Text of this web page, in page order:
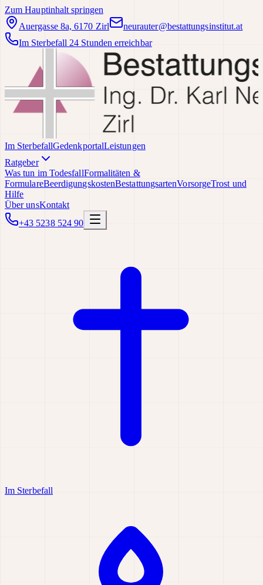
Zum Hauptinhalt springen
Auergasse 8a, 6170 Zirl
neurauter@bestattungsinstitut.at
Im Sterbefall 24 Stunden erreichbar
Im SterbefallGedenkportalLeistungen
Ratgeber
Was tun im TodesfallFormalitäten &
FormulareBeerdigungskostenBestattungsartenVorsorgeTrost und
Hilfe
Über unsKontakt
+43 5238 524 90
Im Sterbefall